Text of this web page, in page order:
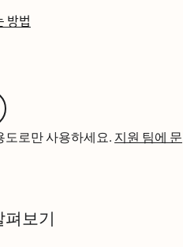
도로만 사용하세요. 지원 팀에 문
보기